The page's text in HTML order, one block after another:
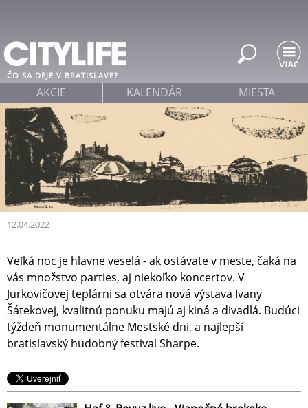
12.04.2022
ČO SA DEJE V BRATISLAVE?
Veľká noc je hlavne veselá - ak ostávate v meste, čaká na
vás množstvo parties, aj niekoľko koncertov. V
Jurkovičovej teplárni sa otvára nová výstava Ivany
Šátekovej, kvalitnú ponuku majú aj kiná a divadlá. Budúci
týždeň monumentálne Mestské dni, a najlepší
bratislavský hudobný festival Sharpe.
AKCIE KALENDÁR MIESTA